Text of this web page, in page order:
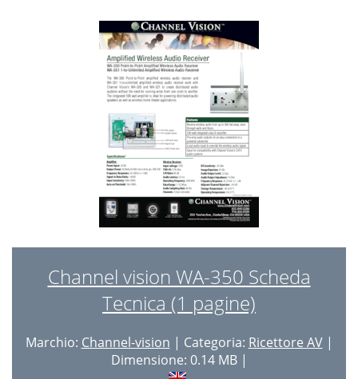
Channel vision WA-350 Scheda
Tecnica (1 pagine)
Marchio: Channel-vision | Categoria: Ricettore AV|
Dimensione: 0.14 MB |